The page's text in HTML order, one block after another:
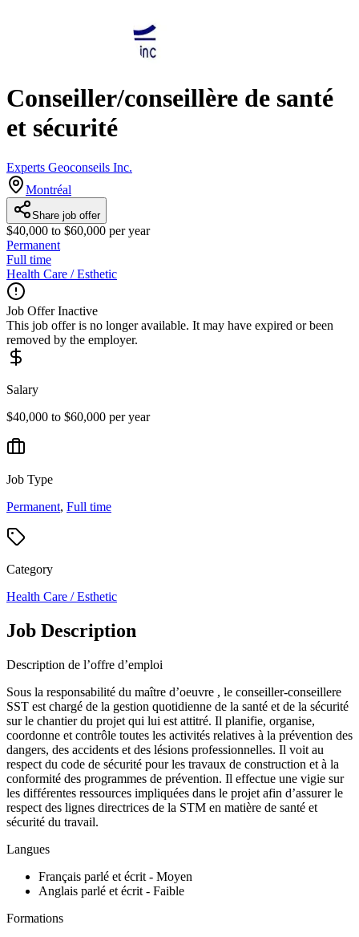
Conseiller/conseillère de santé
et sécurité
Experts Geoconseils Inc.
Montréal
Share job offer
$40,000 to $60,000 per year
Permanent
Full time
Health Care / Esthetic
Job Offer Inactive
This job offer is no longer available. It may have expired or been
removed by the employer.
Salary
$40,000 to $60,000 per year
Job Type
Permanent, Full time
Category
Health Care / Esthetic
Job Description
Description de l’offre d’emploi
Sous la responsabilité du maître d’oeuvre , le conseiller-conseillere
SST est chargé de la gestion quotidienne de la santé et de la sécurité
sur le chantier du projet qui lui est attitré. Il planifie, organise,
coordonne et contrôle toutes les activités relatives à la prévention des
dangers, des accidents et des lésions professionnelles. Il voit au
respect du code de sécurité pour les travaux de construction et à la
conformité des programmes de prévention. Il effectue une vigie sur
les différentes ressources impliquées dans le projet afin d’assurer le
respect des lignes directrices de la STM en matière de santé et
sécurité du travail.
Langues
Français parlé et écrit - Moyen
Anglais parlé et écrit - Faible
Formations